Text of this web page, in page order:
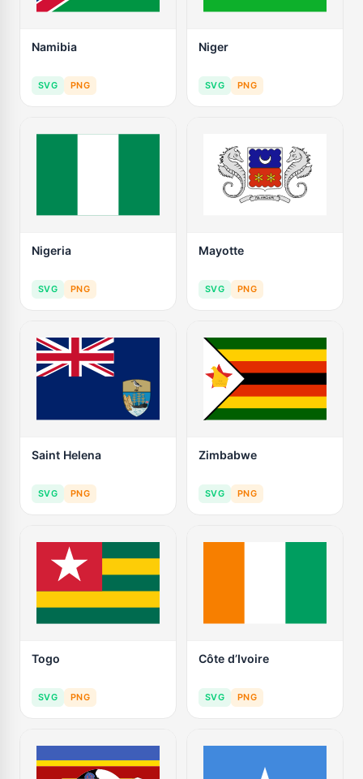
Namibia
SVG PNG
Niger
SVG PNG
Nigeria
SVG PNG
Mayotte
SVG PNG
Saint Helena
SVG PNG
Zimbabwe
SVG PNG
Togo
SVG PNG
Côte d’Ivoire
SVG PNG